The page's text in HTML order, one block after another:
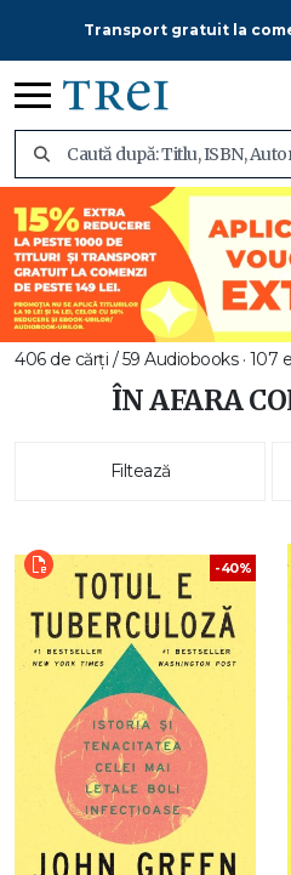
Transport gratuit la
406 de cărți / 59 Audiobooks · 107
ÎN AFARA
Filtează
-40%